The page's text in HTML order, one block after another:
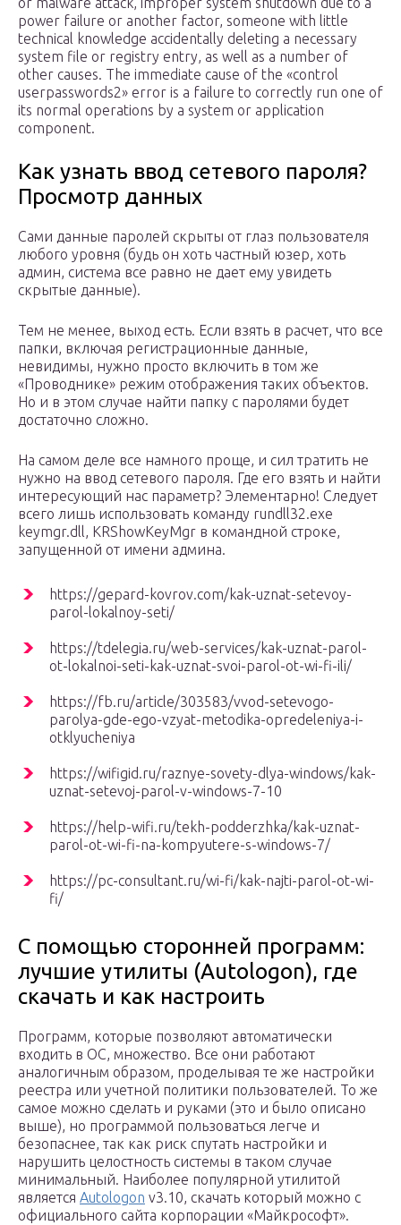
power failure or another factor, someone with little
technical knowledge accidentally deleting a necessary
system file or registry entry, as well as a number of
other causes. The immediate cause of the «control
userpasswords2» error is a failure to correctly run one of
its normal operations by a system or application
component.
Как узнать ввод сетевого пароля?
Просмотр данных
Сами данные паролей скрыты от глаз пользователя
любого уровня (будь он хоть частный юзер, хоть
админ, система все равно не дает ему увидеть
скрытые данные).
Тем не менее, выход есть. Если взять в расчет, что все
папки, включая регистрационные данные,
невидимы, нужно просто включить в том же
«Проводнике» режим отображения таких объектов.
Но и в этом случае найти папку с паролями будет
достаточно сложно.
На самом деле все намного проще, и сил тратить не
нужно на ввод сетевого пароля. Где его взять и найти
интересующий нас параметр? Элементарно! Следует
всего лишь использовать команду rundll32.exe
keymgr.dll, KRShowKeyMgr в командной строке,
запущенной от имени админа.
https://gepard-kovrov.com/kak-uznat-setevoy-
parol-lokalnoy-seti/
https://tdelegia.ru/web-services/kak-uznat-parol-
ot-lokalnoi-seti-kak-uznat-svoi-parol-ot-wi-fi-ili/
https://fb.ru/article/303583/vvod-setevogo-
parolya-gde-ego-vzyat-metodika-opredeleniya-i-
otklyucheniya
https://wifigid.ru/raznye-sovety-dlya-windows/kak-
uznat-setevoj-parol-v-windows-7-10
https://help-wifi.ru/tekh-podderzhka/kak-uznat-
parol-ot-wi-fi-na-kompyutere-s-windows-7/
https://pc-consultant.ru/wi-fi/kak-najti-parol-ot-wi-
fi/
С помощью сторонней программ:
лучшие утилиты (Autologon), где
скачать и как настроить
Программ, которые позволяют автоматически
входить в ОС, множество. Все они работают
аналогичным образом, проделывая те же настройки
реестра или учетной политики пользователей. То же
самое можно сделать и руками (это и было описано
выше), но программой пользоваться легче и
безопаснее, так как риск спутать настройки и
нарушить целостность системы в таком случае
минимальный. Наиболее популярной утилитой
является Autologon v3.10, скачать который можно с
официального сайта корпорации «Майкрософт».